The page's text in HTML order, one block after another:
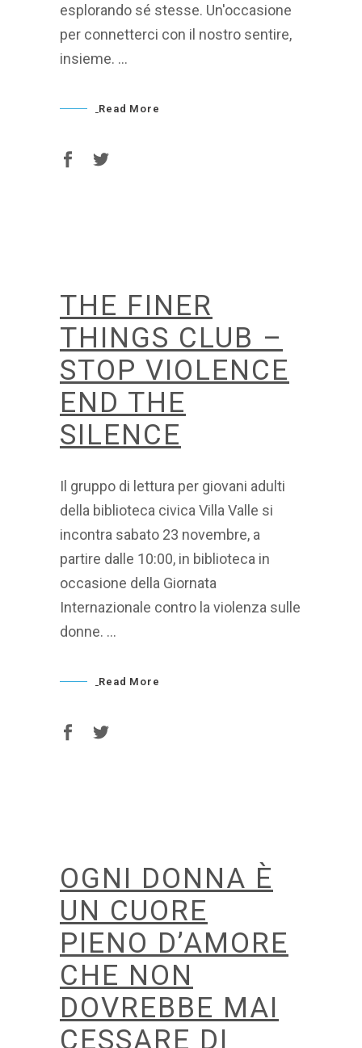
esplorando sé stesse. Un'occasione
per connetterci con il nostro sentire,
insieme.
Read More
THE FINER
THINGS CLUB –
STOP VIOLENCE
END THE
SILENCE
Il gruppo di lettura per giovani adulti
della biblioteca civica Villa Valle si
incontra sabato 23 novembre, a
partire dalle 10:00, in biblioteca in
occasione della Giornata
Internazionale contro la violenza sulle
donne.
Read More
OGNI DONNA È
UN CUORE
PIENO D’AMORE
CHE NON
DOVREBBE MAI
CESSARE DI